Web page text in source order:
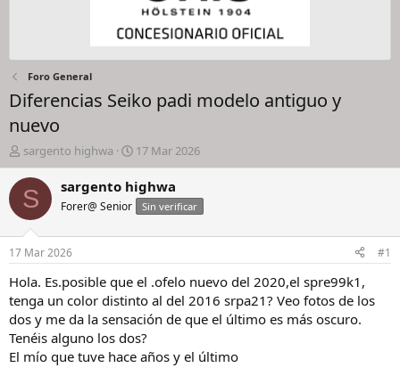
Foro General
Diferencias Seiko padi modelo antiguo y
nuevo
I
n
i
c
a
d
o
r
e
l
h
i
sargento highwa
F
e
c
h
a
i
n
i
c
i
o
17 Mar 2026
S sargento highwa
Forer@ Senior Sin verificar
17 Mar 2026 #1
Hola. Es.posible que el .ofelo nuevo del 2020,el spre99k1,
tenga un color distinto al del 2016 srpa21? Veo fotos de los
dos y me da la sensación de que el último es más oscuro.
Tenéis alguno los dos?
El mío que tuve hace años y el último